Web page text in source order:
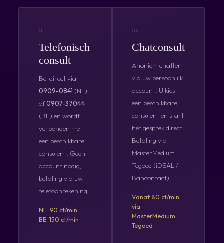
01
Telefonisch
consult
Bel direct via
0909-0841 (NL)
of0907-37044
(BE) en wordt
verbonden met
een beschikbare
consulent. Geen
account nodig,
betaling via uw
telefoonrekening.
NL: 90 ct/min ·
BE: 150 ct/min
02
Chatconsult
Anoniem chatten
via uw persoonlijk
account. U kiest
een beschikbare
consulent en start
het gesprek direct.
Betaling via
MasterMedium
Tegoed (iDEAL /
Bancontact).
Vanaf 80 ct/min
via
MasterMedium
Tegoed